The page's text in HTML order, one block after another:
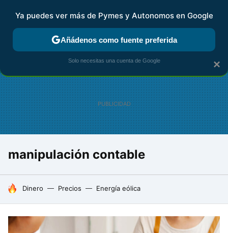
FISCALIDAD Y CONTABILIDAD KIT DIGITAL RENTA
manipulación contable
HOY SE HABLA DE
Dinero Precios Energía eólica
×
Ya puedes ver más de Pymes y Autonomos en Google
Añádenos como fuente preferida
Solo necesitas una cuenta de Google